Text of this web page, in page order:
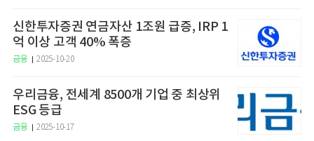
신한투자증권 연금자산 1조원 급증, IRP 1
억 이상 고객 40% 폭증
금융 2025-10-20
우리금융, 전세계 8500개 기업 중 최상위
ESG 등급
금융 2025-10-17